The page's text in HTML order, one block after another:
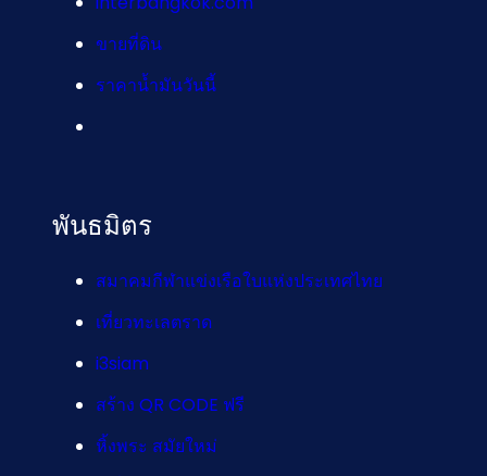
ขายที่ดิน
ราคาน้ำมันวันนี้
พันธมิตร
สมาคมกีฬาแข่งเรือใบแห่งประเทศไทย
เที่ยวทะเลตราด
i3siam
สร้าง QR CODE ฟรี
หิ้งพระ สมัยใหม่